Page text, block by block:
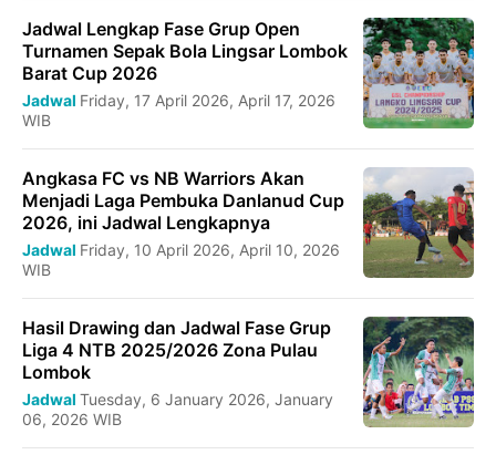
Jadwal Lengkap Fase Grup Open
Turnamen Sepak Bola Lingsar Lombok
Barat Cup 2026
Jadwal Friday, 17 April 2026, April 17, 2026
WIB
Angkasa FC vs NB Warriors Akan
Menjadi Laga Pembuka Danlanud Cup
2026, ini Jadwal Lengkapnya
Jadwal Friday, 10 April 2026, April 10, 2026
WIB
Hasil Drawing dan Jadwal Fase Grup
Liga 4 NTB 2025/2026 Zona Pulau
Lombok
Jadwal Tuesday, 6 January 2026, January
06, 2026 WIB